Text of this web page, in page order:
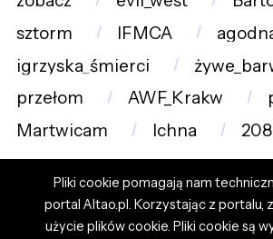
sztorm
IFMCA
igrzyska_śmierci
przełom
AWF_Krakw
Martwicam
Ichna
Pliki cookie pomagają nam
portal Altao.pl. Korzystając z portalu,
użycie plików cookie. Pliki cookie są